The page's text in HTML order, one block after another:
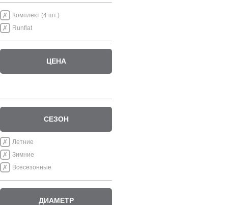
Комплект (4 шт.)
Runflat
ЦЕНА
СЕЗОН
Летние
Зимние
Всесезонные
ДИАМЕТР